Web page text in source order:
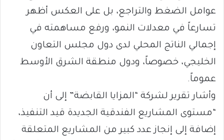
عوامل الضغط والتراجع، بل على العكس أظهر
تسارعاً في معدلات النمو، ورفع مساهمته في
إجمالي الناتج المحلي لدى دول مجلس التعاون
الخليجي، خصوصاً، ودول منطقة الشرق الأوسط
عموماً.
وأشار تقرير لشركة “المزايا القابضة” إلى أن
“مستوى المشاريع الفندقية الجديدة قيد التنفيذ،
إضافة إلى إنجاز عدد كبير من المشاريع المتعلقة